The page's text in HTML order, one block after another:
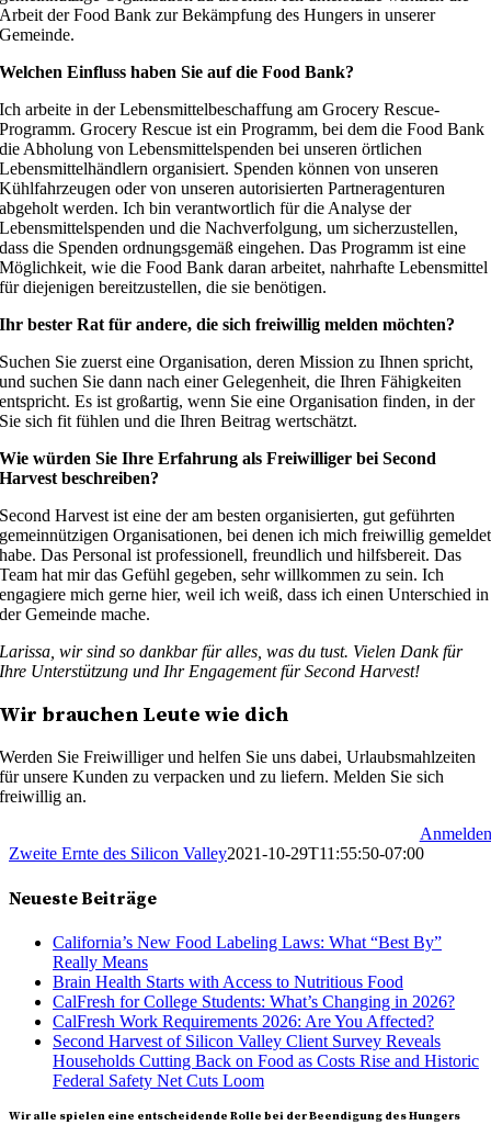
Arbeit der Food Bank zur Bekämpfung des Hungers in unserer
Gemeinde.
Welchen Einfluss haben Sie auf die Food Bank?
Ich arbeite in der Lebensmittelbeschaffung am Grocery Rescue-
Programm. Grocery Rescue ist ein Programm, bei dem die Food Bank
die Abholung von Lebensmittelspenden bei unseren örtlichen
Lebensmittelhändlern organisiert. Spenden können von unseren
Kühlfahrzeugen oder von unseren autorisierten Partneragenturen
abgeholt werden. Ich bin verantwortlich für die Analyse der
Lebensmittelspenden und die Nachverfolgung, um sicherzustellen,
dass die Spenden ordnungsgemäß eingehen. Das Programm ist eine
Möglichkeit, wie die Food Bank daran arbeitet, nahrhafte Lebensmittel
für diejenigen bereitzustellen, die sie benötigen.
Ihr bester Rat für andere, die sich freiwillig melden möchten?
Suchen Sie zuerst eine Organisation, deren Mission zu Ihnen spricht,
und suchen Sie dann nach einer Gelegenheit, die Ihren Fähigkeiten
entspricht. Es ist großartig, wenn Sie eine Organisation finden, in der
Sie sich fit fühlen und die Ihren Beitrag wertschätzt.
Wie würden Sie Ihre Erfahrung als Freiwilliger bei Second
Harvest beschreiben?
Second Harvest ist eine der am besten organisierten, gut geführten
gemeinnützigen Organisationen, bei denen ich mich freiwillig gemeldet
habe. Das Personal ist professionell, freundlich und hilfsbereit. Das
Team hat mir das Gefühl gegeben, sehr willkommen zu sein. Ich
engagiere mich gerne hier, weil ich weiß, dass ich einen Unterschied in
der Gemeinde mache.
Larissa, wir sind so dankbar für alles, was du tust. Vielen Dank für
Ihre Unterstützung und Ihr Engagement für Second Harvest!
Wir brauchen Leute wie dich
Werden Sie Freiwilliger und helfen Sie uns dabei, Urlaubsmahlzeiten
für unsere Kunden zu verpacken und zu liefern. Melden Sie sich
freiwillig an.
Anmelden
Zweite Ernte des Silicon Valley2021-10-29T11:55:50-07:00
Neueste Beiträge
California’s New Food Labeling Laws: What “Best By”
Really Means
Brain Health Starts with Access to Nutritious Food
CalFresh for College Students: What’s Changing in 2026?
CalFresh Work Requirements 2026: Are You Affected?
Second Harvest of Silicon Valley Client Survey Reveals
Households Cutting Back on Food as Costs Rise and Historic
Federal Safety Net Cuts Loom
Wir alle spielen eine entscheidende Rolle bei der Beendigung des Hungers